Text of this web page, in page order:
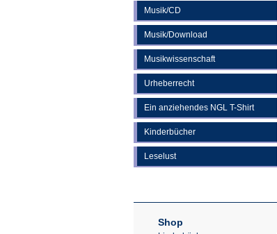
Musik/CD
Musik/Download
Musikwissenschaft
Urheberrecht
Ein anziehendes NGL T-Shirt
Kinderbücher
Leselust
Shop